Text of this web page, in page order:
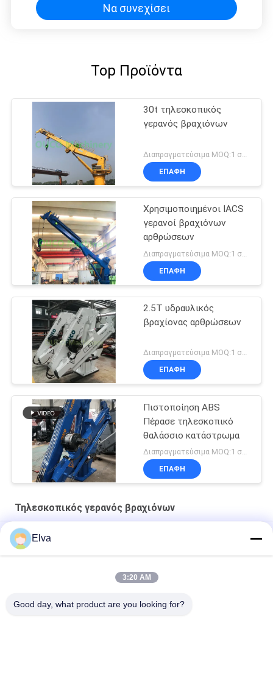
Να συνεχίσει
Top Προϊόντα
30t τηλεσκοπικός
γερανός βραχιόνων
ΕΠΑΦΉ
Χρησιμοποιημένοι IACS
γερανοί βραχιόνων
αρθρώσεων
ΕΠΑΦΉ
2.5T υδραυλικός
βραχίονας αρθρώσεων
Διαπραγματεύσιμα MOQ:1 σύνολο
ΕΠΑΦΉ
Πιστοποίηση ABS
Πέρασε τηλεσκοπικό
θαλάσσιο κατάστρωμα
Διαπραγματεύσιμα MOQ:1 σύνολο
ΕΠΑΦΉ
Τηλεσκοπικός γερανός βραχιόνων
Γερανός ηλεκτρικού μηχανοστασίου 10 τόνων για πλοίο
Υδραυλικός Τηλεσκοπικός Γερανός Αποβάθρας 12T10M
Θαλάσσιο υδραυλικό 3t 30m άσπρος τηλεσκοπικός γερανός
Elva
3:20 AM
Good day, what product are you looking for?